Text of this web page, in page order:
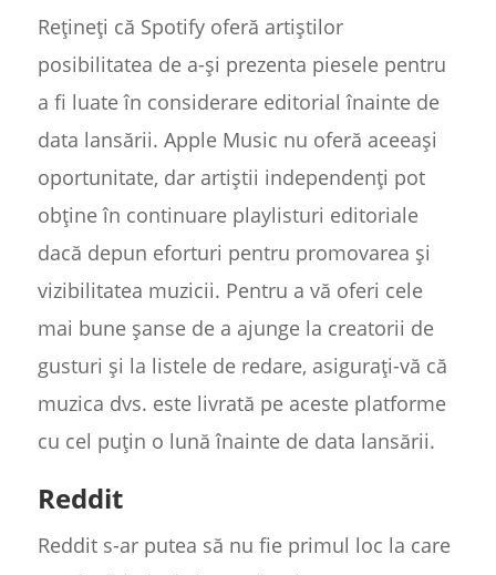
Rețineți că Spotify oferă artiștilor
posibilitatea de a-și prezenta piesele pentru
a fi luate în considerare editorial înainte de
data lansării. Apple Music nu oferă aceeași
oportunitate, dar artiștii independenți pot
obține în continuare playlisturi editoriale
dacă depun eforturi pentru promovarea și
vizibilitatea muzicii. Pentru a vă oferi cele
mai bune șanse de a ajunge la creatorii de
gusturi și la listele de redare, asigurați-vă că
muzica dvs. este livrată pe aceste platforme
cu cel puțin o lună înainte de data lansării.
Reddit
Reddit s-ar putea să nu fie primul loc la care